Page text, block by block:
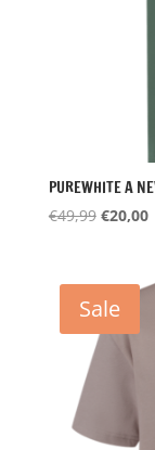
PUREWHITE A
€49,99
€49,99.
€20,00
Sale